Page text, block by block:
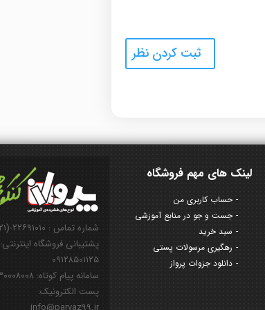
شماره تماس : ۲۲۶۹۱۰۱۰-(۰۲۱)
پشتیبانی فروشگاه اینترنتی:
۰۹۱۲۸۵۰۱۱۲۵
سامانه پیام کوتاه: ۳۰۰۰۸۰۰۸
پست الکترونیک:
لینک های مهم فروشگاه
حساب کاربری من
جست و جو در منابع آموزشی
سبد خرید
رهگیری مرسولات پستی
دانلود جزوات پرواز